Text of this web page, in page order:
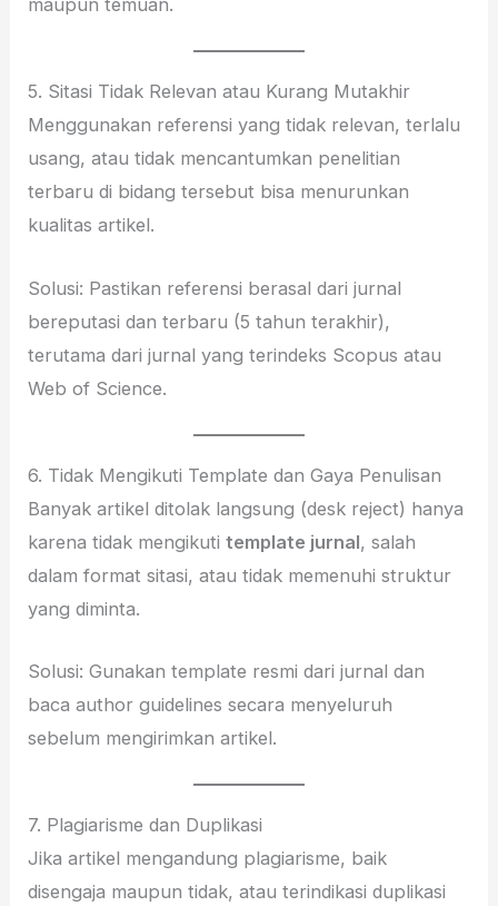
maupun temuan.
5. Sitasi Tidak Relevan atau Kurang Mutakhir
Menggunakan referensi yang tidak relevan, terlalu
usang, atau tidak mencantumkan penelitian
terbaru di bidang tersebut bisa menurunkan
kualitas artikel.
Solusi: Pastikan referensi berasal dari jurnal
bereputasi dan terbaru (5 tahun terakhir),
terutama dari jurnal yang terindeks Scopus atau
Web of Science.
6. Tidak Mengikuti Template dan Gaya Penulisan
Banyak artikel ditolak langsung (desk reject) hanya
karena tidak mengikutitemplate jurnal, salah
dalam format sitasi, atau tidak memenuhi struktur
yang diminta.
Solusi: Gunakan template resmi dari jurnal dan
baca author guidelines secara menyeluruh
sebelum mengirimkan artikel.
7. Plagiarisme dan Duplikasi
Jika artikel mengandung plagiarisme, baik
disengaja maupun tidak, atau terindikasi duplikasi